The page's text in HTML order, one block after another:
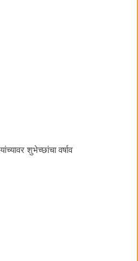
शुभेच्छांचा वर्षाव